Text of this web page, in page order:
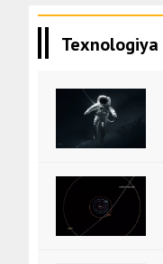
Texnologiya